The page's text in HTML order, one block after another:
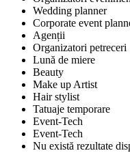
Wedding planner
Corporate event
Agenții
Organizatori petreceri
Lună de miere
Beauty
Make up Artist
Hair stylist
Tatuaje temporare
Event-Tech
Event-Tech
Nu există rezultate